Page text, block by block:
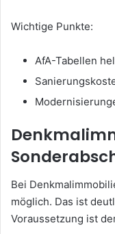
Wichtige Punkte:
AfA-Tabellen
Bei
möglich. Das ist
Voraussetzung ist